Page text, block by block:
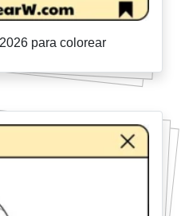
para colorear